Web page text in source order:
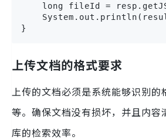
long fileId =
}
上传文档的格式要求
上传的文档必须是系统能够识别
等。确保文档没有损坏，并且内容
库的检索效率。